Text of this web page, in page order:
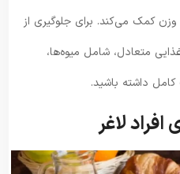
کمک می‌کند. برای جلوگیری از
متعادل، شامل میوه‌ها،
داشته باشید.
لاغر